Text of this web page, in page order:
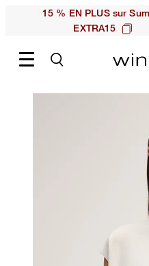
15 % EN PLUS sur
EXTRA15